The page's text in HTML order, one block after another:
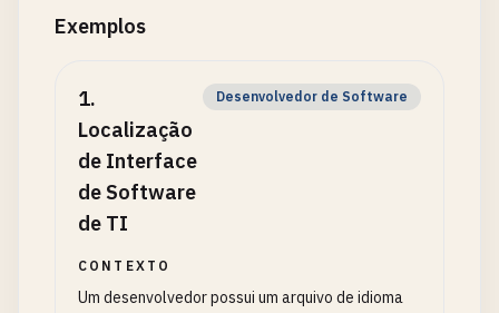
Exemplos
1.
Localização
de Interface
de Software
de TI
Desenvolvedor de Software
CONTEXTO
Um desenvolvedor possui um arquivo de idioma